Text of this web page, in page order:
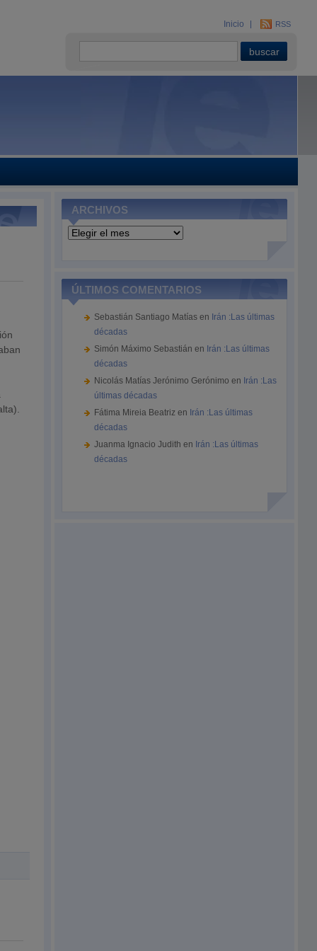
Inicio RSS
ARCHIVOS
Archivos
ÚLTIMOS COMENTARIOS
Sebastián Santiago Matías en Irán :Las últimas
décadas
Simón Máximo Sebastián en Irán :Las últimas
décadas
Nicolás Matías Jerónimo Gerónimo en Irán :Las
últimas décadas
Fátima Mireia Beatriz en Irán :Las últimas
décadas
Juanma Ignacio Judith en Irán :Las últimas
décadas